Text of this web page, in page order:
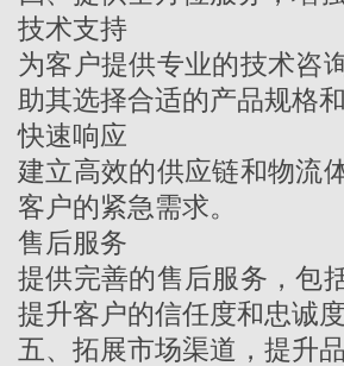
技术支持
为客户提供专业的技术咨
助其选择合适的产品规格
快速响应
建立高效的供应链和物流
客户的紧急需求。
售后服务
提供完善的售后服务，包
提升客户的信任度和忠诚度
五、拓展市场渠道，提升